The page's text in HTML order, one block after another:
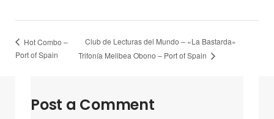
Hot Combo –
Port of Spain
Club de Lecturas del Mundo – «La Bastarda»
Trifonía Melibea Obono – Port of Spain
Post a Comment